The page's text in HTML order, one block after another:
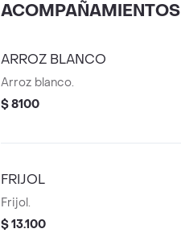
ACOMPAÑAMIENTOS
ARROZ BLANCO
Arroz blanco.
$ 8100
FRIJOL
Frijol.
$ 13.100